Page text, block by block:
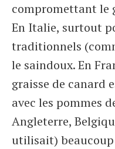
compromettant le
En Italie, surtout
traditionnels
le saindoux. En
graisse de canard
avec les pommes
Angleterre,
utilisait)